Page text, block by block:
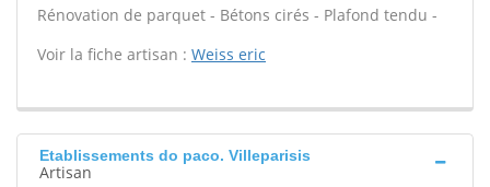
Rénovation de parquet - Bétons cirés - Plafond tendu -
Voir la fiche artisan : Weiss eric
Etablissements do paco. Villeparisis
Artisan